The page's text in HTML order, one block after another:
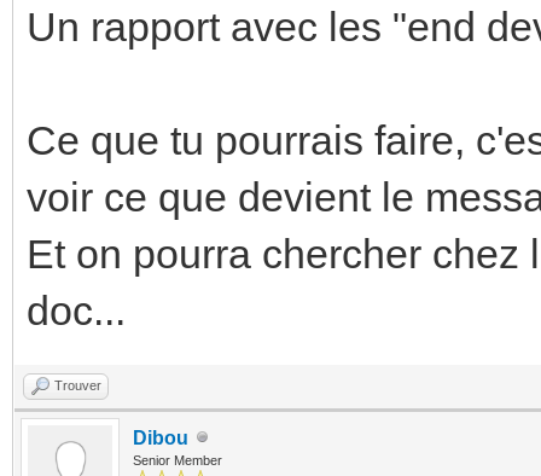
Un rapport avec les "end
Ce que tu pourrais faire,
voir ce que devient le
Et on pourra chercher
doc...
Trouver
Dibou
Senior Member